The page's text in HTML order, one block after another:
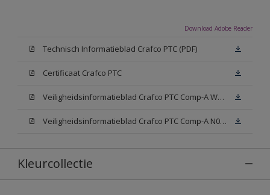
Download Adobe Reader
Technisch Informatieblad Crafco PTC (PDF)
Certificaat Crafco PTC
Veiligheidsinformatieblad Crafco PTC Comp-A W05 (MSDS)
Veiligheidsinformatieblad Crafco PTC Comp-A N00 (MSDS)
Kleurcollectie